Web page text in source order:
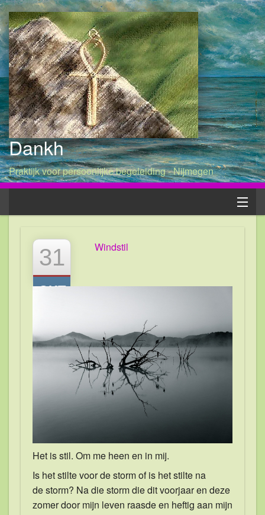
Dankh
Praktijk voor persoonlijke begeleiding - Nijmegen
Patricia
Persoonlijke begeleiding
Contact
31
OKT
Windstil
Het is stil. Om me heen en in mij.
Is het stilte voor de storm of is het stilte na
de storm? Na die storm die dit voorjaar en deze
zomer door mijn leven raasde en heftig aan mijn